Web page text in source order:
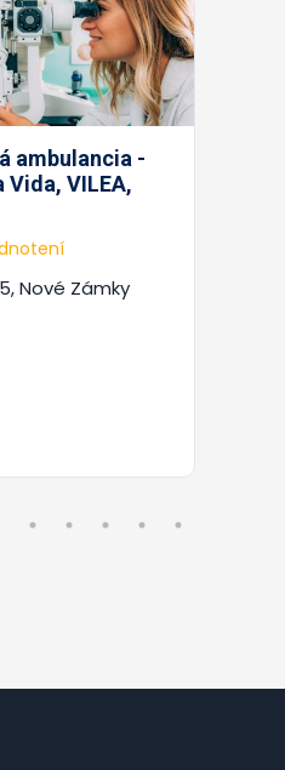
ambulancia -
Vida, VILEA,
Nové Zámky